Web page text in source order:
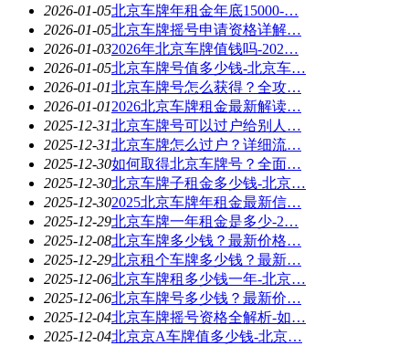
2026-01-05北京车牌年租金年底15000-…
2026-01-05北京车牌摇号申请资格详解…
2026-01-032026年北京车牌值钱吗-202…
2026-01-05北京车牌号值多少钱-北京车…
2026-01-01北京车牌号怎么获得？全攻…
2026-01-012026北京车牌租金最新解读…
2025-12-31北京车牌号可以过户给别人…
2025-12-31北京车牌怎么过户？详细流…
2025-12-30如何取得北京车牌号？全面…
2025-12-30北京车牌子租金多少钱-北京…
2025-12-302025北京车牌年租金最新信…
2025-12-29北京车牌一年租金是多少-2…
2025-12-08北京车牌多少钱？最新价格…
2025-12-29北京租个车牌多少钱？最新…
2025-12-06北京车牌租多少钱一年-北京…
2025-12-06北京车牌号多少钱？最新价…
2025-12-04北京车牌摇号资格全解析-如…
2025-12-04北京京A车牌值多少钱-北京…